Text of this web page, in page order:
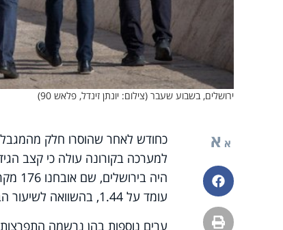
ירושלים, בשבוע שעבר (צילום: יונתן זינדל, פלאש 90)
א א
פייסבוק
הדפסה
כחודש לאחר שהוסרו חלק
עומד על 1.44, בהשוואה לשיעור הבדיקות החיוביות שעמד השבוע על 1% בלבד.